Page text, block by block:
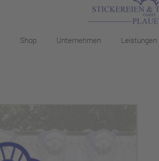
Shop Unternehmen Leistungen